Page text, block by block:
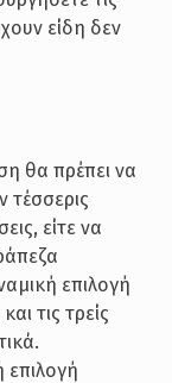
είδη δεν
θα πρέπει να
τέσσερις
είτε να
επιλογή
τις τρείς
επιλογή